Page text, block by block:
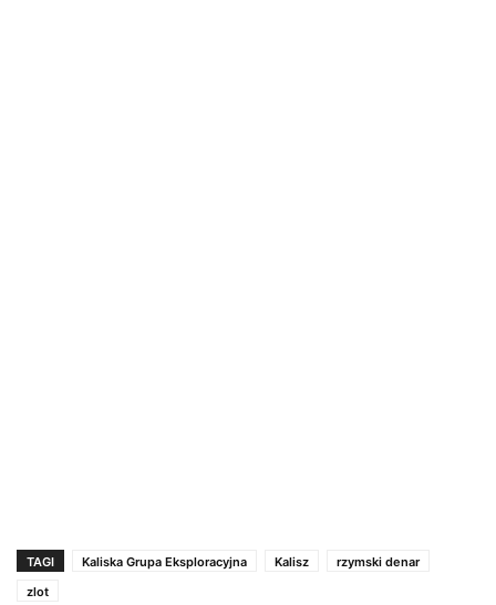
TAGI Kaliska Grupa Eksploracyjna Kalisz
rzymski denar
zlot